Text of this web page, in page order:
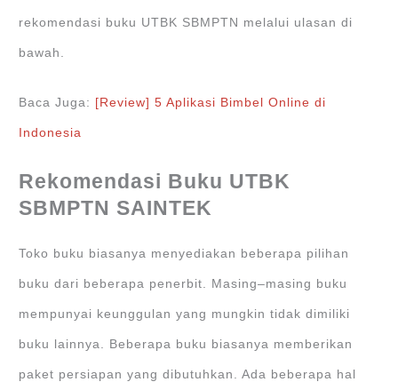
rekomendasi buku UTBK SBMPTN melalui ulasan di
bawah.
Baca Juga: [Review] 5 Aplikasi Bimbel Online di
Indonesia
Rekomendasi Buku UTBK
SBMPTN SAINTEK
Toko buku biasanya menyediakan beberapa pilihan
buku dari beberapa penerbit. Masing–masing buku
mempunyai keunggulan yang mungkin tidak dimiliki
buku lainnya. Beberapa buku biasanya memberikan
paket persiapan yang dibutuhkan. Ada beberapa hal